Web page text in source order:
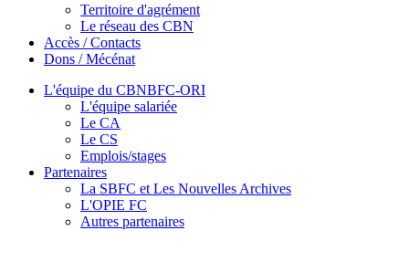
Territoire d'agrément
Le réseau des CBN
Accès / Contacts
Dons / Mécénat
L'équipe du CBNBFC-ORI
L'équipe salariée
Le CA
Le CS
Emplois/stages
Partenaires
La SBFC et Les Nouvelles Archives
L'OPIE FC
Autres partenaires